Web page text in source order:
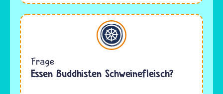
Buddhismus
Frage
Essen Buddhisten Schweinefleisch?